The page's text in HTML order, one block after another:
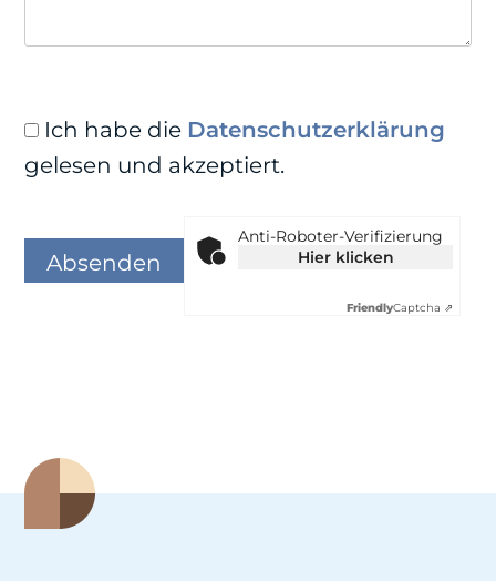
Ich habe die Datenschutzerklärung
gelesen und akzeptiert.
Anti-Roboter-Verifizierung
Hier klicken
FriendlyCaptcha ⇗